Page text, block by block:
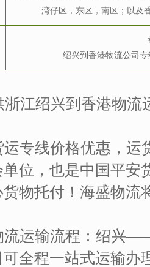
湾仔区，东区，南区；以及
绍兴到香港物流公司
江绍兴到香港物流
专线价格优惠，运
位，也是中国平安
物托付！海盛物流
流运输流程：绍兴
全程一站式运输办